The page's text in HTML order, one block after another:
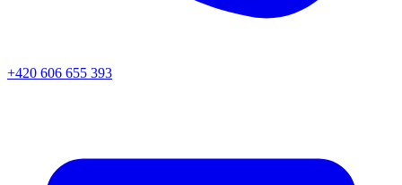
+420 606 655 393